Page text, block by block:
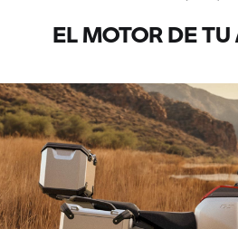
EL MOTOR DE